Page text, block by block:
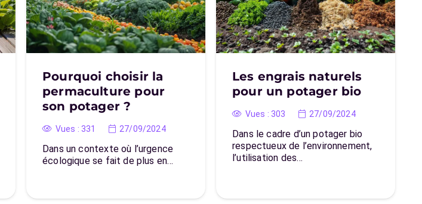
Pourquoi choisir la
permaculture pour
son potager ?
Vues : 331 27/09/2024
Dans un contexte où l’urgence
écologique se fait de plus en…
Les engrais naturels
pour un potager bio
Vues : 303 27/09/2024
Dans le cadre d’un potager bio
respectueux de l’environnement,
l’utilisation des…